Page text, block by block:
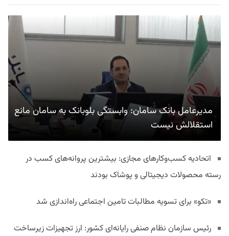
مدیرعامل بانک سامان: وابستگی بلوبانک به سامان مانع
استقلالش نیست
اتحادیه کسب‌وکارهای مجازی: بیشترین پروانه‌های کسب در
رسته محصولات دیجیتالی و پوشاک بودند
«تکو» برای تسویه مطالبات تامین اجتماعی راه‌اندازی شد
رئیس سازمان نظام صنفی رایانه‌ای کشور: ارز تجهیزات زیرساخت